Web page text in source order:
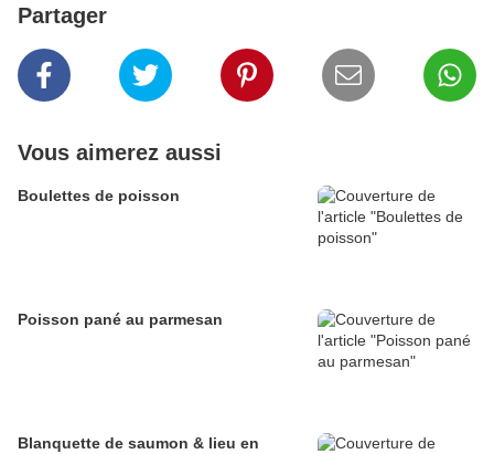
Partager
Vous aimerez aussi
Boulettes de poisson
Poisson pané au parmesan
Blanquette de saumon & lieu en